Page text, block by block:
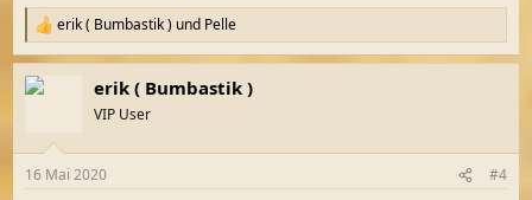
R
e
a
k
e
erik ( Bumbastik ) und Pelle
erik ( Bumbastik )
VIP User
16 Mai 2020 #4